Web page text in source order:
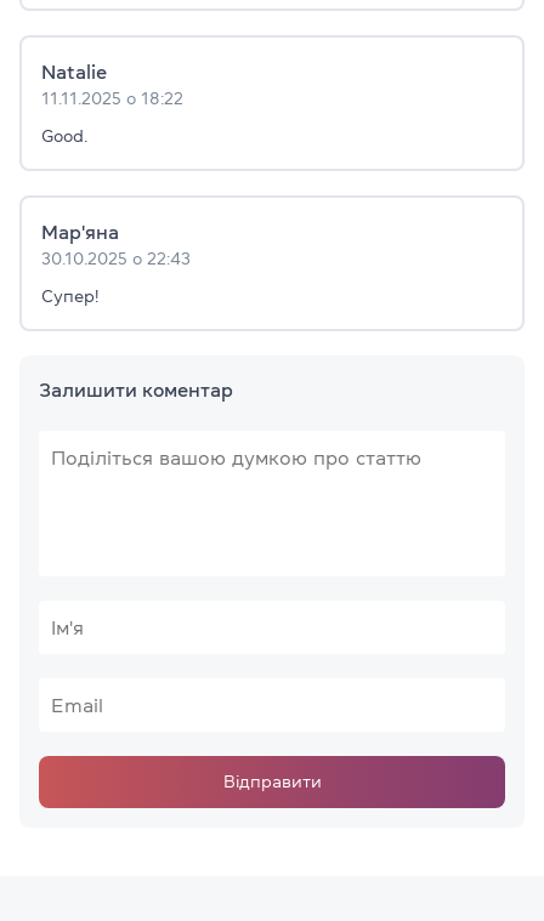
Natalie
11.11.2025 о 18:22
Good.
Мар'яна
30.10.2025 о 22:43
Супер!
Залишити коментар
Відправити